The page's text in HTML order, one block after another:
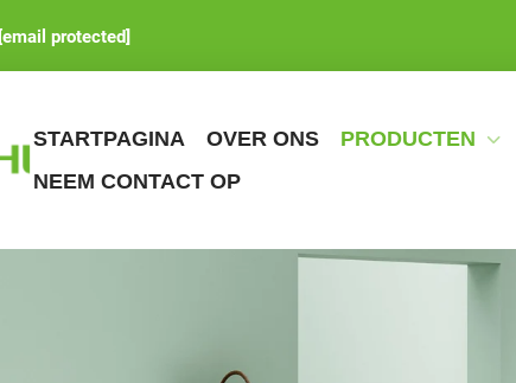
[email protected]
STARTPAGINA OVER ONS PRODUCTEN
NEEM CONTACT OP